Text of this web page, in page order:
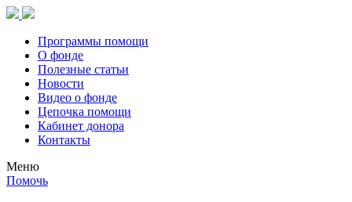
Программы помощи
О фонде
Полезные статьи
Новости
Видео о фонде
Цепочка помощи
Кабинет донора
Контакты
Меню
Помочь